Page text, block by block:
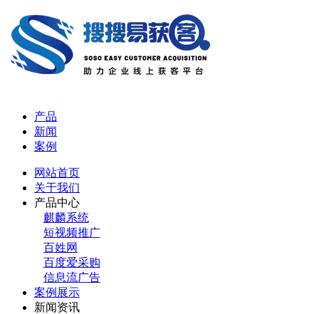
产品
新闻
案例
网站首页
关于我们
产品中心
麒麟系统
短视频推广
百姓网
百度爱采购
信息流广告
案例展示
新闻资讯